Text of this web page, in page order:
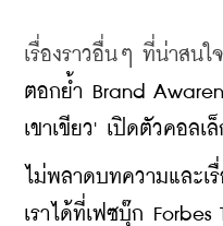
เรื่องราวอื่นๆ ที่น่าสนใ
ตอกย้ำ Brand
เขาเขียว' เปิดตัวคอลเ
ไม่พลาดบทความและเ
เราได้ที่เฟซบุ๊ก